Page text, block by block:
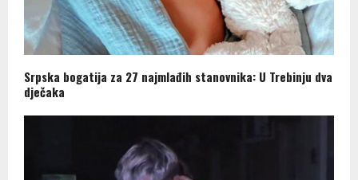
Srpska bogatija za 27 najmlađih stanovnika: U Trebinju dva
dječaka